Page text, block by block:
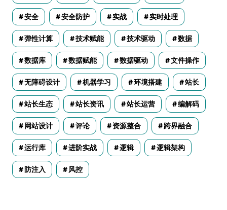
安全 安全防护 实战 实时处理
弹性计算 技术赋能 技术驱动 数据
数据库 数据赋能 数据驱动 文件操作
无障碍设计 机器学习 环境搭建 站长
站长生态 站长资讯 站长运营 编解码
网站设计 评论 资源整合 跨界融合
运行库 进阶实战 逻辑 逻辑架构
防注入 风控